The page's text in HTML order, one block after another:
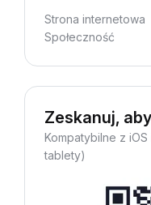
Strona internetowa
Społeczność
Zeskanuj,
Kompatybilne z
tablety)